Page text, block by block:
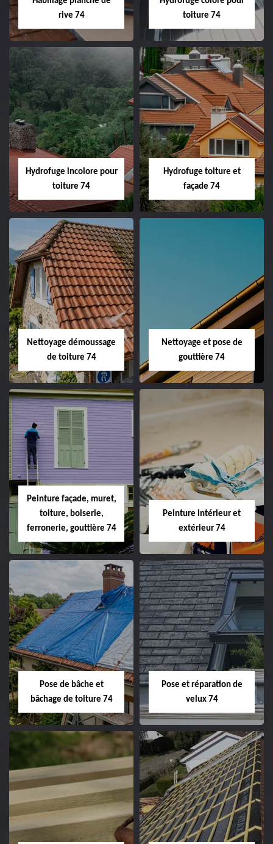
rive 74
toiture 74
Hydrofuge incolore pour
toiture 74
Hydrofuge toiture et
façade 74
Nettoyage démoussage
de toiture 74
Nettoyage et pose de
gouttière 74
Peinture façade, muret,
toiture, boiserie,
ferronerie, gouttière 74
Peinture intérieur et
extérieur 74
Pose de bâche et
bâchage de toiture 74
Pose et réparation de
velux 74